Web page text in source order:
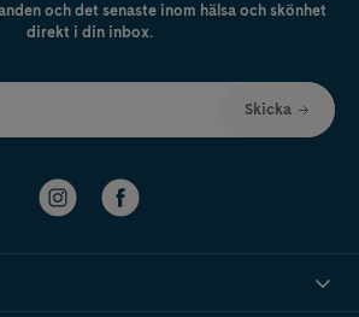
och det senaste inom hälsa och skönhet
direkt i din inbox.
Skicka